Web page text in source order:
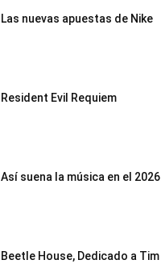
Las nuevas apuestas de Nike
Resident Evil Requiem
Así suena la música en el 2026
Beetle House, Dedicado a Tim